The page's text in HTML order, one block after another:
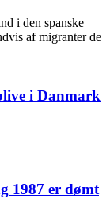
i den spanske
af migranter de
i Danmark
1987 er dømt